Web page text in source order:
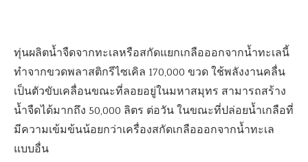
ทุ่นผลิตน้ำจืดจากทะเลหรือสกัดแยกเกลือออกจากน้ำทะเลนี้
ทำจากขวดพลาสติกรีไซเคิล 170,000 ขวด ใช้พลังงานคลื่น
เป็นตัวขับเคลื่อนขณะที่ลอยอยู่ในมหาสมุทร สามารถสร้าง
น้ำจืดได้มากถึง 50,000 ลิตร ต่อวัน ในขณะที่ปล่อยน้ำเกลือที่
มีความเข้มข้นน้อยกว่าเครื่องสกัดเกลือออกจากน้ำทะเล
แบบอื่น